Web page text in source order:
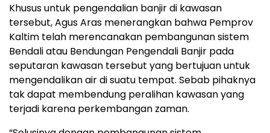
Khusus untuk pengendalian banjir di kawasan
tersebut, Agus Aras menerangkan bahwa Pemprov
Kaltim telah merencanakan pembangunan sistem
Bendali atau Bendungan Pengendali Banjir pada
seputaran kawasan tersebut yang bertujuan untuk
mengendalikan air di suatu tempat. Sebab pihaknya
tak dapat membendung peralihan kawasan yang
terjadi karena perkembangan zaman.